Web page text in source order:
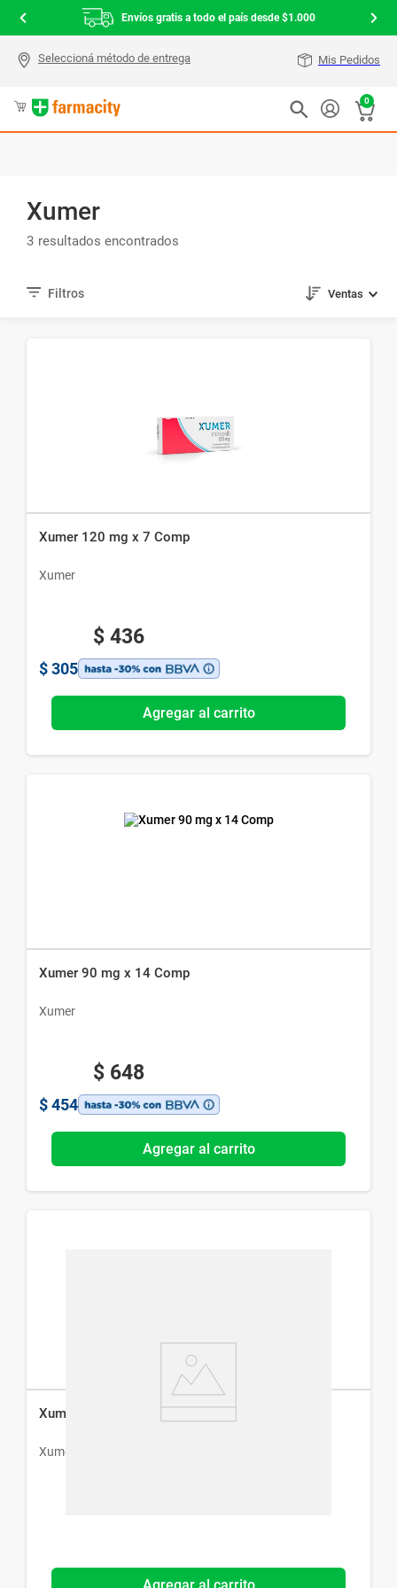
Envíos gratis a todo el país desde $1.000
Mis Pedidos
0
Xumer
3
Ventas
Xumer 120 mg x 7 Comp
Xumer
$ 436
$ 305
Agregar al carrito
Xumer 90 mg x 14 Comp
Xumer
$ 648
$ 454
Agregar al carrito
Xumer 60 mg x 28 Comp
Xumer